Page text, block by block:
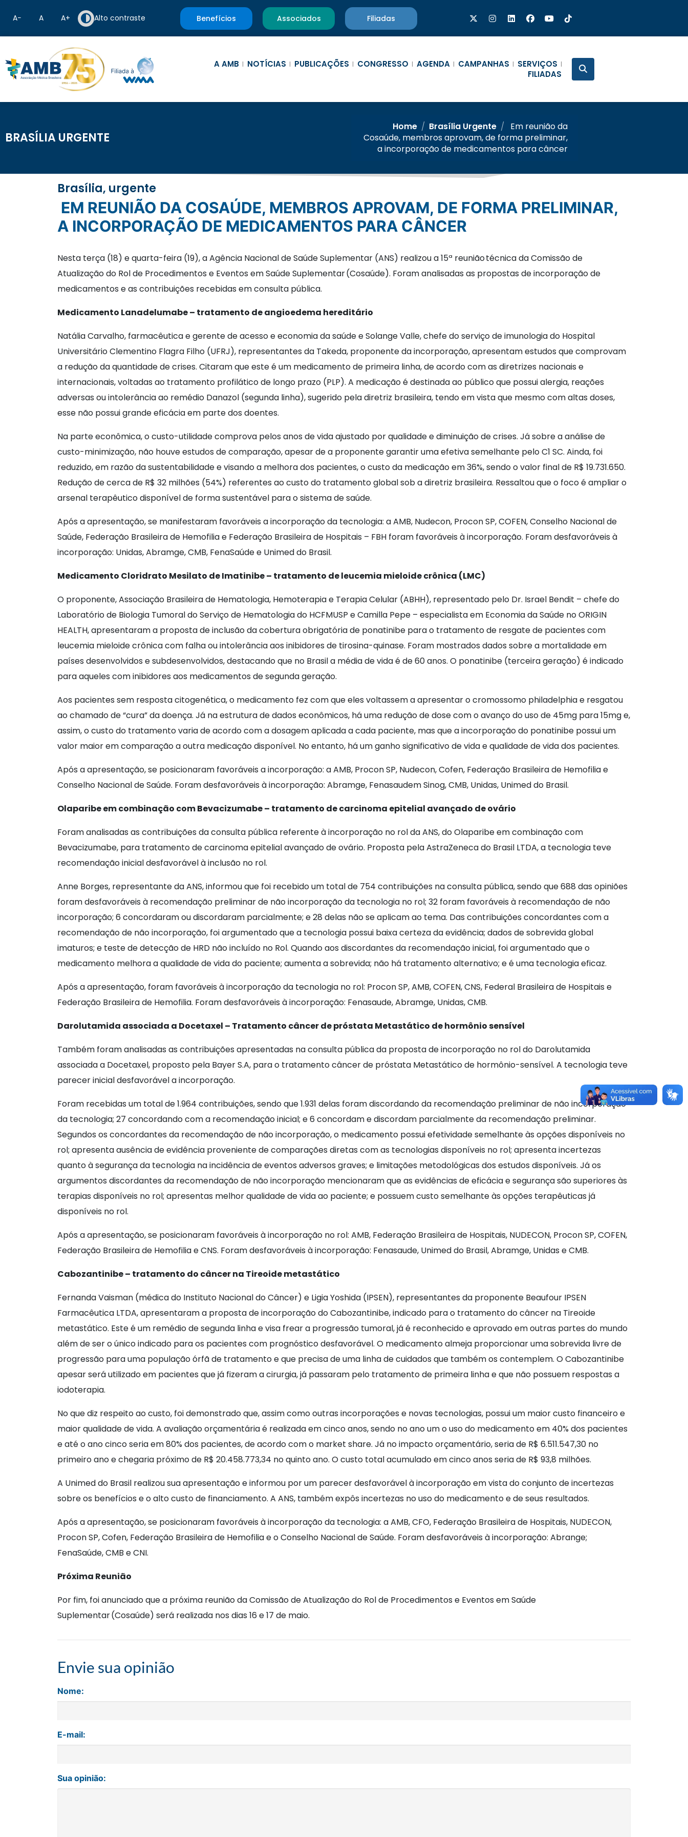
A− A A+ Alto contraste Benefícios Associados Filiadas
A AMB NOTÍCIAS PUBLICAÇÕES CONGRESSO AGENDA CAMPANHAS
SERVIÇOS
FILIADAS
BRASÍLIA URGENTE
Home / Brasília Urgente /
Em reunião da
Cosaúde, membros aprovam, de forma preliminar,
a incorporação de medicamentos para câncer
Brasília, urgente
EM REUNIÃO DA COSAÚDE, MEMBROS APROVAM, DE FORMA PRELIMINAR,
A INCORPORAÇÃO DE MEDICAMENTOS PARA CÂNCER
Nesta terça (18) e quarta-feira (19), a Agência Nacional de Saúde Suplementar (ANS) realizou a 15ª reunião técnica da Comissão de
Atualização do Rol de Procedimentos e Eventos em Saúde Suplementar (Cosaúde). Foram analisadas as propostas de incorporação de
medicamentos e as contribuições recebidas em consulta pública.
Medicamento Lanadelumabe – tratamento de angioedema hereditário
Natália Carvalho, farmacêutica e gerente de acesso e economia da saúde e Solange Valle, chefe do serviço de imunologia do Hospital
Universitário Clementino Flagra Filho (UFRJ), representantes da Takeda, proponente da incorporação, apresentam estudos que comprovam
a redução da quantidade de crises. Citaram que este é um medicamento de primeira linha, de acordo com as diretrizes nacionais e
internacionais, voltadas ao tratamento profilático de longo prazo (PLP). A medicação é destinada ao público que possui alergia, reações
adversas ou intolerância ao remédio Danazol (segunda linha), sugerido pela diretriz brasileira, tendo em vista que mesmo com altas doses,
esse não possui grande eficácia em parte dos doentes.
Na parte econômica, o custo-utilidade comprova pelos anos de vida ajustado por qualidade e diminuição de crises. Já sobre a análise de
custo-minimização, não houve estudos de comparação, apesar de a proponente garantir uma efetiva semelhante pelo C1 SC. Ainda, foi
reduzido, em razão da sustentabilidade e visando a melhora dos pacientes, o custo da medicação em 36%, sendo o valor final de R$ 19.731.650.
Redução de cerca de R$ 32 milhões (54%) referentes ao custo do tratamento global sob a diretriz brasileira. Ressaltou que o foco é ampliar o
arsenal terapêutico disponível de forma sustentável para o sistema de saúde.
Após a apresentação, se manifestaram favoráveis a incorporação da tecnologia: a AMB, Nudecon, Procon SP, COFEN, Conselho Nacional de
Saúde, Federação Brasileira de Hemofilia e Federação Brasileira de Hospitais – FBH foram favoráveis à incorporação. Foram desfavoráveis à
incorporação: Unidas, Abramge, CMB, FenaSaúde e Unimed do Brasil.
Medicamento Cloridrato Mesilato de Imatinibe – tratamento de leucemia mieloide crônica (LMC)
O proponente, Associação Brasileira de Hematologia, Hemoterapia e Terapia Celular (ABHH), representado pelo Dr. Israel Bendit – chefe do
Laboratório de Biologia Tumoral do Serviço de Hematologia do HCFMUSP e Camilla Pepe – especialista em Economia da Saúde no ORIGIN
HEALTH, apresentaram a proposta de inclusão da cobertura obrigatória de ponatinibe para o tratamento de resgate de pacientes com
leucemia mieloide crônica com falha ou intolerância aos inibidores de tirosina-quinase. Foram mostrados dados sobre a mortalidade em
países desenvolvidos e subdesenvolvidos, destacando que no Brasil a média de vida é de 60 anos. O ponatinibe (terceira geração) é indicado
para aqueles com inibidores aos medicamentos de segunda geração.
Aos pacientes sem resposta citogenética, o medicamento fez com que eles voltassem a apresentar o cromossomo philadelphia e resgatou
ao chamado de “cura” da doença. Já na estrutura de dados econômicos, há uma redução de dose com o avanço do uso de 45mg para 15mg e,
assim, o custo do tratamento varia de acordo com a dosagem aplicada a cada paciente, mas que a incorporação do ponatinibe possui um
valor maior em comparação a outra medicação disponível. No entanto, há um ganho significativo de vida e qualidade de vida dos pacientes.
Após a apresentação, se posicionaram favoráveis a incorporação: a AMB, Procon SP, Nudecon, Cofen, Federação Brasileira de Hemofilia e
Conselho Nacional de Saúde. Foram desfavoráveis à incorporação: Abramge, Fenasaudem Sinog, CMB, Unidas, Unimed do Brasil.
Olaparibe em combinação com Bevacizumabe – tratamento de carcinoma epitelial avançado de ovário
Foram analisadas as contribuições da consulta pública referente à incorporação no rol da ANS, do Olaparibe em combinação com
Bevacizumabe, para tratamento de carcinoma epitelial avançado de ovário. Proposta pela AstraZeneca do Brasil LTDA, a tecnologia teve
recomendação inicial desfavorável à inclusão no rol.
Anne Borges, representante da ANS, informou que foi recebido um total de 754 contribuições na consulta pública, sendo que 688 das opiniões
foram desfavoráveis à recomendação preliminar de não incorporação da tecnologia no rol; 32 foram favoráveis à recomendação de não
incorporação; 6 concordaram ou discordaram parcialmente; e 28 delas não se aplicam ao tema. Das contribuições concordantes com a
recomendação de não incorporação, foi argumentado que a tecnologia possui baixa certeza da evidência; dados de sobrevida global
imaturos; e teste de detecção de HRD não incluído no Rol. Quando aos discordantes da recomendação inicial, foi argumentado que o
medicamento melhora a qualidade de vida do paciente; aumenta a sobrevida; não há tratamento alternativo; e é uma tecnologia eficaz.
Após a apresentação, foram favoráveis à incorporação da tecnologia no rol: Procon SP, AMB, COFEN, CNS, Federal Brasileira de Hospitais e
Federação Brasileira de Hemofilia. Foram desfavoráveis à incorporação: Fenasaude, Abramge, Unidas, CMB.
Darolutamida associada a Docetaxel – Tratamento câncer de próstata Metastático de hormônio sensível
Também foram analisadas as contribuições apresentadas na consulta pública da proposta de incorporação no rol do Darolutamida
associada a Docetaxel, proposto pela Bayer S.A, para o tratamento câncer de próstata Metastático de hormônio-sensível. A tecnologia teve
parecer inicial desfavorável a incorporação.
Foram recebidas um total de 1.964 contribuições, sendo que 1.931 delas foram discordando da recomendação preliminar de não incorporação
da tecnologia; 27 concordando com a recomendação inicial; e 6 concordam e discordam parcialmente da recomendação preliminar.
Segundos os concordantes da recomendação de não incorporação, o medicamento possui efetividade semelhante às opções disponíveis no
rol; apresenta ausência de evidência proveniente de comparações diretas com as tecnologias disponíveis no rol; apresenta incertezas
quanto à segurança da tecnologia na incidência de eventos adversos graves; e limitações metodológicas dos estudos disponíveis. Já os
argumentos discordantes da recomendação de não incorporação mencionaram que as evidências de eficácia e segurança são superiores às
terapias disponíveis no rol; apresentas melhor qualidade de vida ao paciente; e possuem custo semelhante às opções terapêuticas já
disponíveis no rol.
Após a apresentação, se posicionaram favoráveis à incorporação no rol: AMB, Federação Brasileira de Hospitais, NUDECON, Procon SP, COFEN,
Federação Brasileira de Hemofilia e CNS. Foram desfavoráveis à incorporação: Fenasaude, Unimed do Brasil, Abramge, Unidas e CMB.
Cabozantinibe – tratamento do câncer na Tireoide metastático
Fernanda Vaisman (médica do Instituto Nacional do Câncer) e Ligia Yoshida (IPSEN), representantes da proponente Beaufour IPSEN
Farmacêutica LTDA, apresentaram a proposta de incorporação do Cabozantinibe, indicado para o tratamento do câncer na Tireoide
metastático. Este é um remédio de segunda linha e visa frear a progressão tumoral, já é reconhecido e aprovado em outras partes do mundo
além de ser o único indicado para os pacientes com prognóstico desfavorável. O medicamento almeja proporcionar uma sobrevida livre de
progressão para uma população órfã de tratamento e que precisa de uma linha de cuidados que também os contemplem. O Cabozantinibe
apesar será utilizado em pacientes que já fizeram a cirurgia, já passaram pelo tratamento de primeira linha e que não possuem respostas a
iodoterapia.
No que diz respeito ao custo, foi demonstrado que, assim como outras incorporações e novas tecnologias, possui um maior custo financeiro e
maior qualidade de vida. A avaliação orçamentária é realizada em cinco anos, sendo no ano um o uso do medicamento em 40% dos pacientes
e até o ano cinco seria em 80% dos pacientes, de acordo com o market share. Já no impacto orçamentário, seria de R$ 6.511.547,30 no
primeiro ano e chegaria próximo de R$ 20.458.773,34 no quinto ano. O custo total acumulado em cinco anos seria de R$ 93,8 milhões.
A Unimed do Brasil realizou sua apresentação e informou por um parecer desfavorável à incorporação em vista do conjunto de incertezas
sobre os benefícios e o alto custo de financiamento. A ANS, também expôs incertezas no uso do medicamento e de seus resultados.
Após a apresentação, se posicionaram favoráveis à incorporação da tecnologia: a AMB, CFO, Federação Brasileira de Hospitais, NUDECON,
Procon SP, Cofen, Federação Brasileira de Hemofilia e o Conselho Nacional de Saúde. Foram desfavoráveis à incorporação: Abrange;
FenaSaúde, CMB e CNI.
Próxima Reunião
Por fim, foi anunciado que a próxima reunião da Comissão de Atualização do Rol de Procedimentos e Eventos em Saúde
Suplementar (Cosaúde) será realizada nos dias 16 e 17 de maio.
Envie sua opinião
Nome:
E-mail:
Sua opinião: